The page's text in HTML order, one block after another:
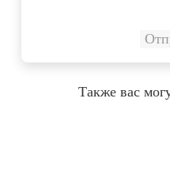
Также вас